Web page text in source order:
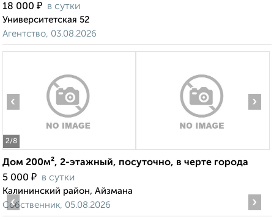
18 000 ₽ в сутки
Университетская 52
Агентство, 03.08.2026
2/8
‹ ›
Дом 200м², 2-этажный, посуточно, в черте города
5 000 ₽ в сутки
Калининский район, Айзмана
Собственник, 05.08.2026
‹ ›